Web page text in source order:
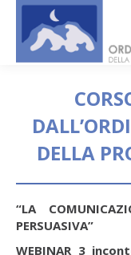
DELLA
“LA
PERSUASIVA”
WEBINAR 3